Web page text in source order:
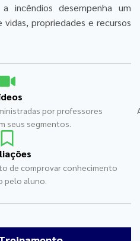
incêndios desempenha um
propriedades e recursos
por professores
seus segmentos.
de comprovar conhecimento
pelo aluno.